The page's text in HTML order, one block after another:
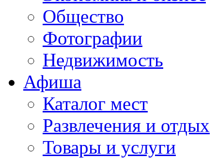
Общество
Фотографии
Недвижимость
Афиша
Каталог мест
Развлечения и отдых
Товары и услуги